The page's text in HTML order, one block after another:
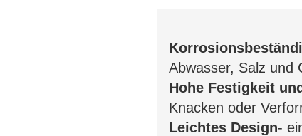
Abwasser, Salz und
Hohe Festigkeit
Knacken oder
Leichtes Design-